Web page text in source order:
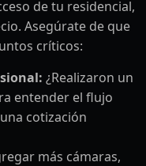
de tu residencial,
Asegúrate de que
críticos:
¿Realizaron un
entender el flujo
cotización
más cámaras,